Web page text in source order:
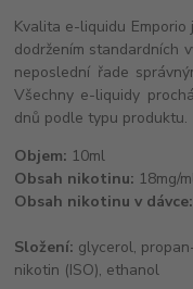
Kvalita e-liquidu
dodržením standardních
neposlední řade
Všechny e-liquidy
dnů podle typu produktu.
Objem: 10ml
Obsah nikotinu: 18mg/
Obsah nikotinu v dávce:
Složení: glycerol,
nikotin (ISO), ethanol